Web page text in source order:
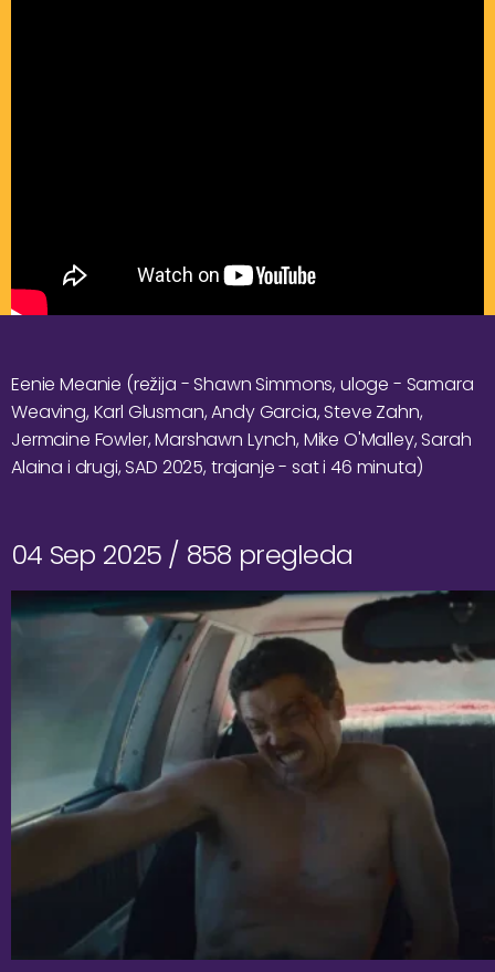
Eenie Meanie (režija - Shawn Simmons, uloge - Samara
Weaving, Karl Glusman, Andy Garcia, Steve Zahn,
Jermaine Fowler, Marshawn Lynch, Mike O'Malley, Sarah
Alaina i drugi, SAD 2025, trajanje - sat i 46 minuta)
04 Sep 2025 / 858 pregleda